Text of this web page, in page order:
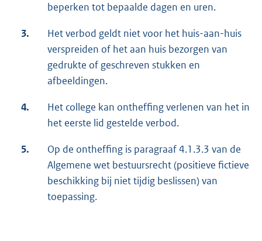
beperken tot bepaalde dagen en uren.
3.
Het verbod geldt niet voor het huis-aan-huis
verspreiden of het aan huis bezorgen van
gedrukte of geschreven stukken en
afbeeldingen.
4.
Het college kan ontheffing verlenen van het in
het eerste lid gestelde verbod.
5.
Op de ontheffing is paragraaf 4.1.3.3 van de
Algemene wet bestuursrecht (positieve fictieve
beschikking bij niet tijdig beslissen) van
toepassing.